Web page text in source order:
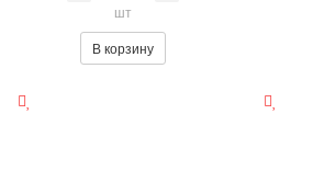
шт
В корзину